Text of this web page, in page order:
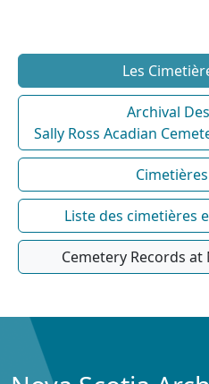
Les
Archival
Sally Ross Acadian
Liste des cimetières
Cemetery Records at